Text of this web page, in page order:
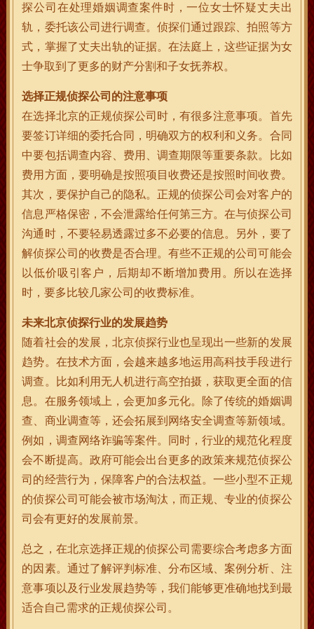
探公司在处理婚姻调查案件时，一位女士怀疑丈夫出
轨，委托该公司进行调查。侦探们通过跟踪、拍照等方
式，掌握了丈夫出轨的证据。在法庭上，这些证据为女
士争取到了更多的财产分割和子女抚养权。
选择正规侦探公司的注意事项
在选择北京的正规侦探公司时，有很多注意事项。首先
要签订详细的委托合同，明确双方的权利和义务。合同
中要包括调查内容、费用、调查期限等重要条款。比如
费用方面，要明确是按照项目收费还是按照时间收费。
其次，要保护自己的隐私。正规的侦探公司会对客户的
信息严格保密，不会泄露给任何第三方。在与侦探公司
沟通时，不要轻易透露过多不必要的信息。另外，要了
解侦探公司的收费是否合理。有些不正规的公司可能会
以低价吸引客户，后期却不断增加费用。所以在选择
时，要多比较几家公司的收费标准。
未来北京侦探行业的发展趋势
随着社会的发展，北京侦探行业也呈现出一些新的发展
趋势。在技术方面，会越来越多地运用高科技手段进行
调查。比如利用无人机进行高空拍摄，获取更全面的信
息。在服务领域上，会更加多元化。除了传统的婚姻调
查、商业调查等，还会拓展到网络安全调查等新领域。
例如，调查网络诈骗等案件。同时，行业的规范化程度
会不断提高。政府可能会出台更多的政策来规范侦探公
司的经营行为，保障客户的合法权益。一些小型不正规
的侦探公司可能会被市场淘汰，而正规、专业的侦探公
司会有更好的发展前景。
总之，在北京选择正规的侦探公司需要综合考虑多方面
的因素。通过了解评判标准、分布区域、案例分析、注
意事项以及行业发展趋势等，我们能够更准确地找到最
适合自己需求的正规侦探公司。